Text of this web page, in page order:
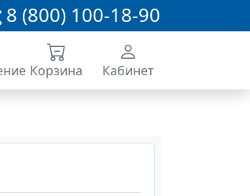
8 (800) 100-18-90
Корзина Кабинет